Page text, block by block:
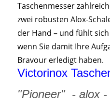
Taschenmesser
zwei robusten Alox-
der Hand – und fühlt
wenn Sie damit Ihre
Bravour erledigt haben.
Victorinox
"Pioneer" - alox -